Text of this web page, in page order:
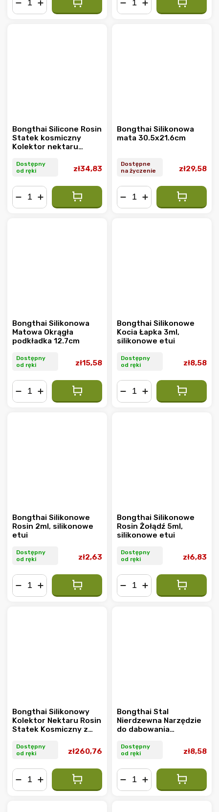
Bongthai Silicone Rosin
Statek kosmiczny
Kolektor nektaru
15.5cm
Dostępny
od ręki
zł34,83
Bongthai Silikonowa
mata 30.5x21.6cm
Dostępne
na życzenie
zł29,58
Bongthai Silikonowa
Matowa Okrągła
podkładka 12.7cm
Dostępny
od ręki
zł15,58
Bongthai Silikonowe
Kocia Łapka 3ml,
silikonowe etui
Dostępny
od ręki
zł8,58
Bongthai Silikonowe
Rosin 2ml, silikonowe
etui
Dostępny
od ręki
zł2,63
Bongthai Silikonowe
Rosin Żołądź 5ml,
silikonowe etui
Dostępny
od ręki
zł6,83
Bongthai Silikonowy
Kolektor Nektaru Rosin
Statek Kosmiczny z
15.5 cm, PUDEŁKO 10
szt.
Dostępny
od ręki
zł260,76
Bongthai Stal
Nierdzewna Narzędzie
do dabowania
Dostępny
od ręki
zł8,58